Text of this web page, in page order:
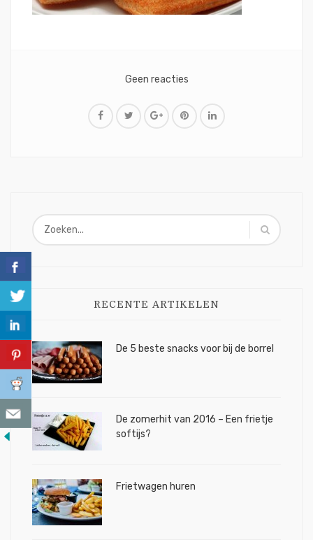
Geen reacties
RECENTE ARTIKELEN
De 5 beste snacks voor bij de borrel
De zomerhit van 2016 – Een frietje
softijs?
Frietwagen huren